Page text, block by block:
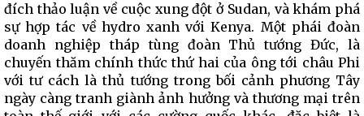
đích thảo luận về cuộc xung đột ở Sudan, và khám phá
sự hợp tác về hydro xanh với Kenya. Một phái đoàn
doanh nghiệp tháp tùng đoàn Thủ tướng Đức, là
chuyến thăm chính thức thứ hai của ông tới châu Phi
với tư cách là thủ tướng trong bối cảnh phương Tây
ngày càng tranh giành ảnh hưởng và thương mại trên